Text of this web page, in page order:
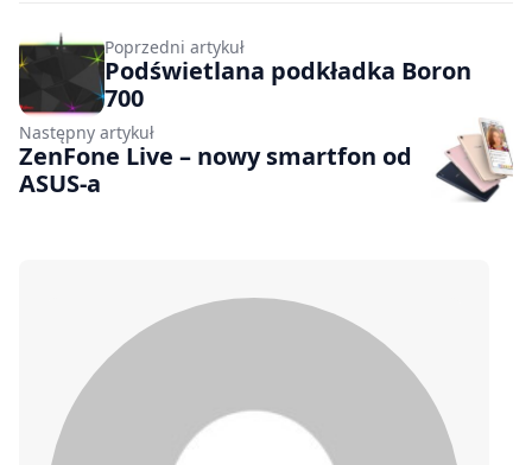
Poprzedni artykuł
Podświetlana podkładka Boron
700
Następny artykuł
ZenFone Live – nowy smartfon od
ASUS-a